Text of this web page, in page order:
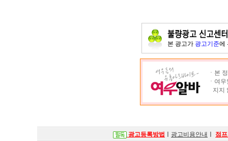
본 광고가 광고기준에
ㆍ본
ㆍ여
지지
광고등록방법 광고비용안내 점